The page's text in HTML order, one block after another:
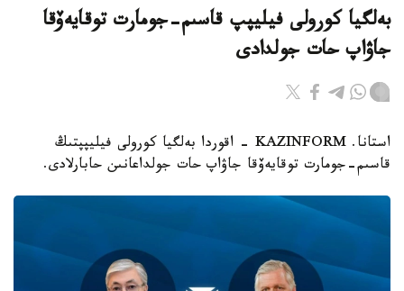
بەلگيا كورولى فيليپپ قاسىم-جومارت توقايەۆقا
جاۋاپ حات جولدادى
استانا. KAZINFORM - اقوردا بەلگيا كورولى فيليپپتىڭ
قاسىم-جومارت توقايەۆقا جاۋاپ حات جولداعانىن حابارلادى.